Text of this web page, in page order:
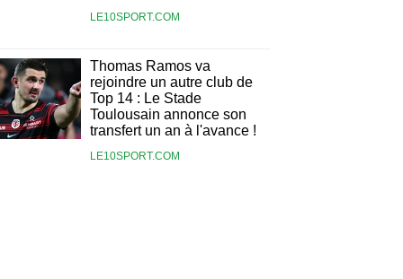
LE10SPORT.COM
Thomas Ramos va
rejoindre un autre club de
Top 14 : Le Stade
Toulousain annonce son
transfert un an à l'avance !
LE10SPORT.COM